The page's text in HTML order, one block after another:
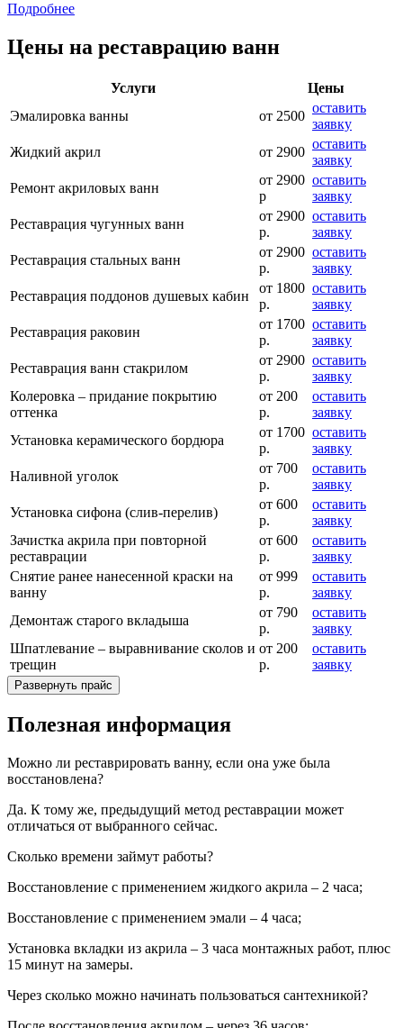
Подробнее
Цены на реставрацию ванн
Услуги
Цены
Эмалировка ванны
от 2500
оставить
заявку
Жидкий акрил
от 2900
оставить
заявку
Ремонт акриловых ванн
от 2900
р
оставить
заявку
Реставрация чугунных ванн
от 2900
р.
оставить
заявку
Реставрация стальных ванн
от 2900
р.
оставить
заявку
Реставрация поддонов душевых кабин
от 1800
р.
оставить
заявку
Реставрация раковин
от 1700
р.
оставить
заявку
Реставрация ванн стакрилом
от 2900
р.
оставить
заявку
Колеровка – придание покрытию
оттенка
от 200
р.
оставить
заявку
Установка керамического бордюра
от 1700
р.
оставить
заявку
Наливной уголок
от 700
р.
оставить
заявку
Установка сифона (слив-перелив)
от 600
р.
оставить
заявку
Зачистка акрила при повторной
реставрации
от 600
р.
оставить
заявку
Снятие ранее нанесенной краски на
ванну
от 999
р.
оставить
заявку
Демонтаж старого вкладыша
от 790
р.
оставить
заявку
Шпатлевание – выравнивание сколов и
трещин
от 200
р.
оставить
заявку
Развернуть прайс
Полезная информация
Можно ли реставрировать ванну, если она уже была
восстановлена?
Да. К тому же, предыдущий метод реставрации может
отличаться от выбранного сейчас.
Сколько времени займут работы?
Восстановление с применением жидкого акрила – 2 часа;
Восстановление с применением эмали – 4 часа;
Установка вкладки из акрила – 3 часа монтажных работ, плюс
15 минут на замеры.
Через сколько можно начинать пользоваться сантехникой?